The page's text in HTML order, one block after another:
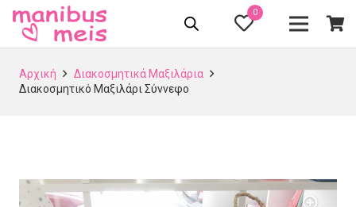
0
Αρχική
Διακοσμητικά Μαξιλάρια
Διακοσμητικό Μαξιλάρι Σύννεφο